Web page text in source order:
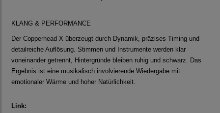
KLANG & PERFORMANCE
Der Copperhead X überzeugt durch Dynamik, präzises Timing und
detailreiche Auflösung. Stimmen und Instrumente werden klar
voneinander getrennt, Hintergründe bleiben ruhig und schwarz. Das
Ergebnis ist eine musikalisch involvierende Wiedergabe mit
emotionaler Wärme und hoher Natürlichkeit.
Link: